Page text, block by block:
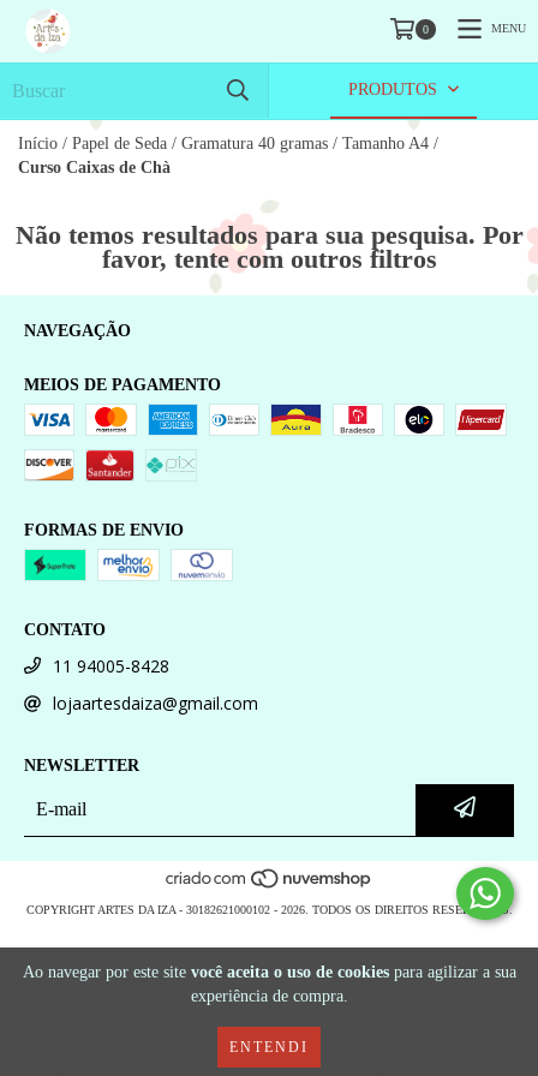
Ao navegar por este site você aceita o uso de cookiespara agilizar a sua
experiência de compra.
ENTENDI
0 MENU
PRODUTOS
Início / Papel de Seda / Gramatura 40 gramas / Tamanho A4 /
Curso Caixas de Chà
Não temos resultados para sua pesquisa. Por
favor, tente com outros filtros
NAVEGAÇÃO
MEIOS DE PAGAMENTO
FORMAS DE ENVIO
CONTATO
11 94005-8428
lojaartesdaiza@gmail.com
NEWSLETTER
COPYRIGHT ARTES DA IZA - 30182621000102 - 2026. TODOS OS DIREITOS RESERVADOS.